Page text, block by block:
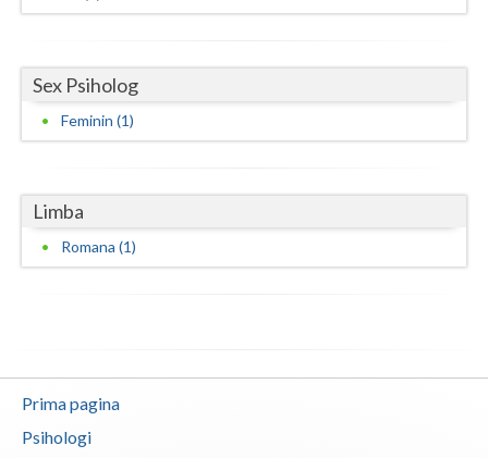
Ialomita
Iasi
Maramures
Mehedinti
Olt
Prahova
Sex Psiholog
Feminin (1)
Limba
Romana (1)
Prima pagina
Psihologi